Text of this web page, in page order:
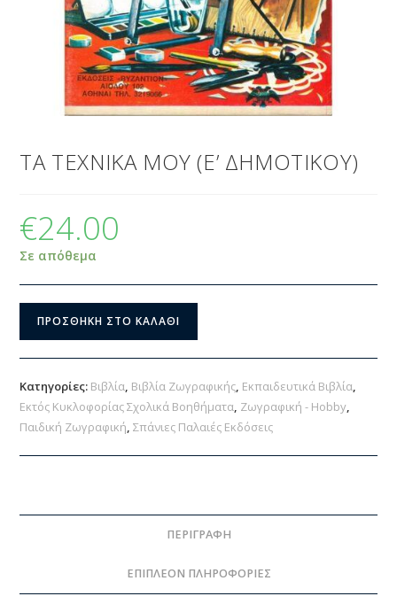
ΤΑ ΤΕΧΝΙΚΑ ΜΟΥ (Ε’ ΔΗΜΟΤΙΚΟΥ)
€24.00
Σε απόθεμα
ΠΡΟΣΘΉΚΗ ΣΤΟ ΚΑΛΆΘΙ
Κατηγορίες: Βιβλία, Βιβλία Ζωγραφικής, Εκπαιδευτικά Βιβλία,
Εκτός Κυκλοφορίας Σχολικά Βοηθήματα, Ζωγραφική - Hobby,
Παιδική Ζωγραφική,Σπάνιες Παλαιές Εκδόσεις
ΠΕΡΙΓΡΑΦΉ
ΕΠΙΠΛΈΟΝ ΠΛΗΡΟΦΟΡΊΕΣ